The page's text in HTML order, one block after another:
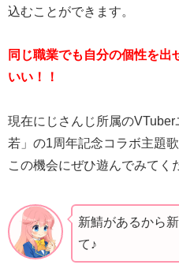
込むことができます。
同じ職業でも自分の個性を
いい！！
現在にじさんじ所属の
若」の1周年記念コラボ主題
この機会にぜひ遊んでみてく
新鯖があるから
て♪